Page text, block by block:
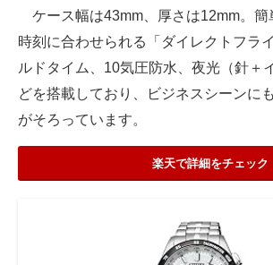
ケース幅は43mm、厚さは12mm。簡
時刻に合わせられる「ダイレクトフラ
ルドタイム、10気圧防水、夜光（針＋
どを搭載しており、ビジネスシーンに
がそろっています。
楽天で詳細をチェック